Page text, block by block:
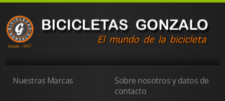
Nuestras Marcas
Sobre nosotros y datos de
contacto